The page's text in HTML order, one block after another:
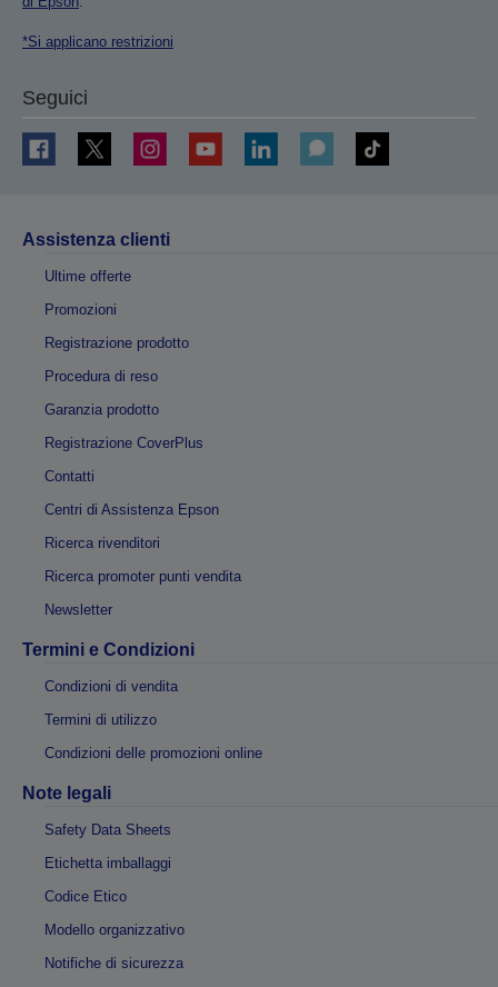
*Si applicano restrizioni
Seguici
Assistenza clienti
Ultime offerte
Promozioni
Registrazione prodotto
Procedura di reso
Garanzia prodotto
Registrazione CoverPlus
Contatti
Centri di Assistenza Epson
Ricerca rivenditori
Ricerca promoter punti vendita
Newsletter
Termini e Condizioni
Condizioni di vendita
Termini di utilizzo
Condizioni delle promozioni online
Note legali
Safety Data Sheets
Etichetta imballaggi
Codice Etico
Modello organizzativo
Notifiche di sicurezza